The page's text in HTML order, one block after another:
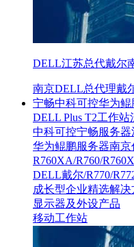
DELL江苏总代戴尔
南京DELL总代理戴
宁畅中科可控华为鲲
DELL Plus T2工作
中科可控宁畅服务器
华为鲲鹏服务器南京
R760XA/R760/
DELL戴尔/R770/
成长型企业精选解决
显示器及外设产品
移动工作站